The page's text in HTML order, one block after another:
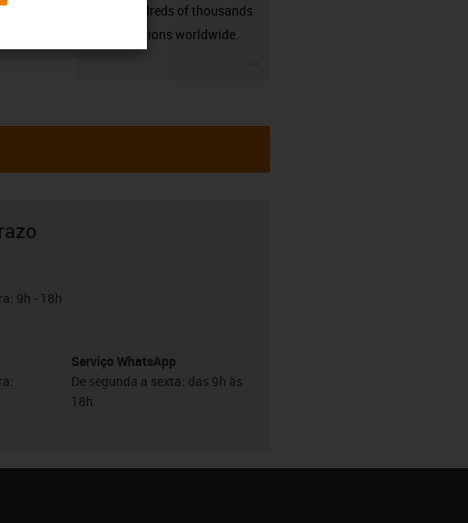
many hundreds of thousands
of applications worldwide.
9h - 18h
Serviço WhatsApp
De segunda a sexta: das 9h às
18h